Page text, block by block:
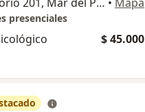
presenciales
$ 45.000